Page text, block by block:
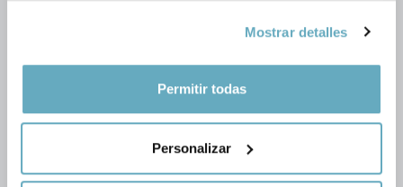
Si lo permite, también quisiéramos:
geográfica que puede tener una precisión de varios
Identificar su dispositivo analizándolo activamente
Mostrar detalles
Permitir todas
Personalizar